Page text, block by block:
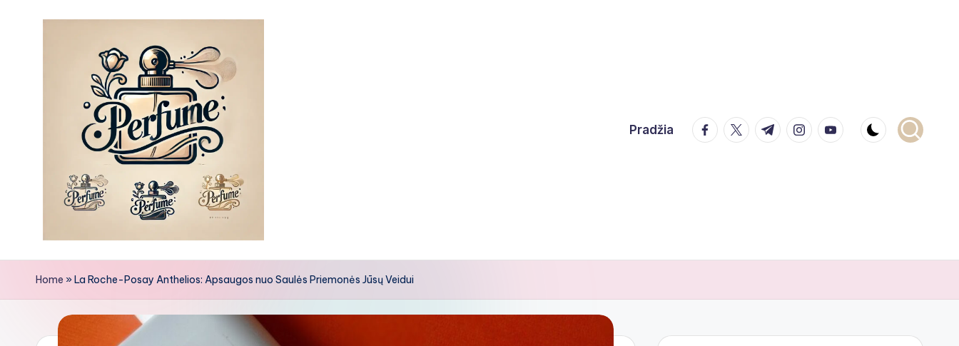
Pradžia facebook.com
twitter.com
t.me instagram.com
youtube.com
Home »La Roche-Posay Anthelios: Apsaugos nuo Saulės Priemonės Jūsų Veidui